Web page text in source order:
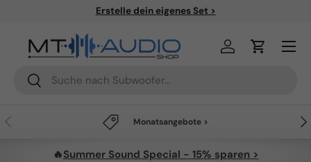
Kostenloser Versand ab 49€
Suchen
Suchen
Einloggen
Menü
Vorherige Monatsangebote >
🔥Summer Sound Special - 15% sparen >